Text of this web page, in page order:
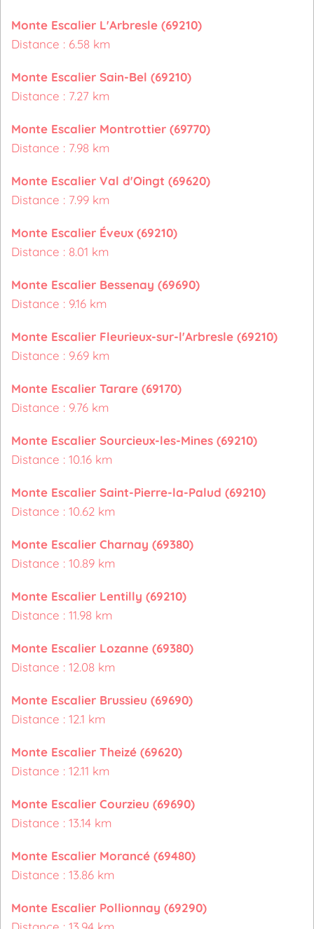
Monte Escalier L'Arbresle (69210)
Distance : 6.58 km
Monte Escalier Sain-Bel (69210)
Distance : 7.27 km
Monte Escalier Montrottier (69770)
Distance : 7.98 km
Monte Escalier Val d'Oingt (69620)
Distance : 7.99 km
Monte Escalier Éveux (69210)
Distance : 8.01 km
Monte Escalier Bessenay (69690)
Distance : 9.16 km
Monte Escalier Fleurieux-sur-l'Arbresle (69210)
Distance : 9.69 km
Monte Escalier Tarare (69170)
Distance : 9.76 km
Monte Escalier Sourcieux-les-Mines (69210)
Distance : 10.16 km
Monte Escalier Saint-Pierre-la-Palud (69210)
Distance : 10.62 km
Monte Escalier Charnay (69380)
Distance : 10.89 km
Monte Escalier Lentilly (69210)
Distance : 11.98 km
Monte Escalier Lozanne (69380)
Distance : 12.08 km
Monte Escalier Brussieu (69690)
Distance : 12.1 km
Monte Escalier Theizé (69620)
Distance : 12.11 km
Monte Escalier Courzieu (69690)
Distance : 13.14 km
Monte Escalier Morancé (69480)
Distance : 13.86 km
Monte Escalier Pollionnay (69290)